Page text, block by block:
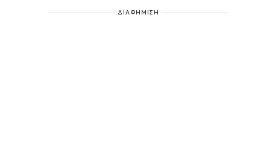
ΔΙΑΦΗΜΙΣΗ